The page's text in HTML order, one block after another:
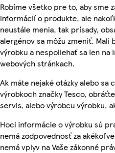
Robíme všetko pre to, aby sme
informácií o produkte, ale
neustále menia, tak prísady,
alergénov sa môžu zmeniť.
výrobku a nespoliehať sa len
webových stránkach.
Ak máte nejaké otázky alebo
výrobkoch značky Tesco,
servis, alebo výrobcu výrobku,
Hoci informácie o výrobku sú
nemá zodpovednosť za
nemá vplyv na Vaše zákonné